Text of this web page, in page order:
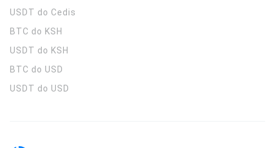
USDT do Cedis
BTC do KSH
USDT do KSH
BTC do USD
USDT do USD